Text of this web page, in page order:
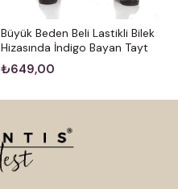
Büyük Beden Beli Lastikli Bilek
Hizasında İndigo Bayan Tayt
₺649,00